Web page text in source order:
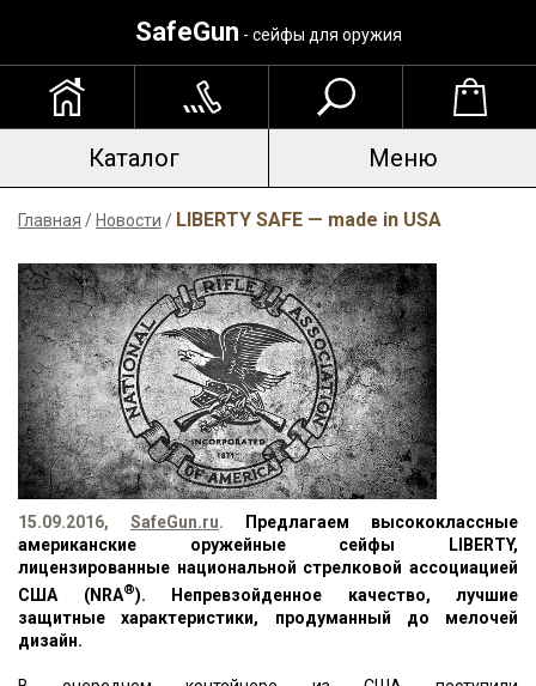
SafeGun - сейфы для оружия
Каталог Меню
Главная / Новости / LIBERTY SAFE — made in USA
15.09.2016, SafeGun.ru.
Предлагаем высококлассные
американские оружейные сейфы LIBERTY,
лицензированные национальной стрелковой ассоциацией
США (NRA®). Непревзойденное качество, лучшие
защитные характеристики, продуманный до мелочей
дизайн.